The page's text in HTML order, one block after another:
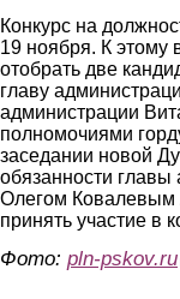
Конкурс на
19 ноября. К этому
отобрать две
главу
администрации
полномочиями
заседании новой
обязанности главы
Олегом Ковалевым
принять участие в
Фото: pln-pskov.ru